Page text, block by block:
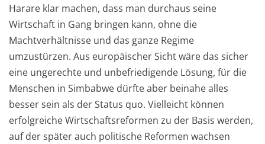
Harare klar machen, dass man durchaus seine
Wirtschaft in Gang bringen kann, ohne die
Machtverhältnisse und das ganze Regime
umzustürzen. Aus europäischer Sicht wäre das sicher
eine ungerechte und unbefriedigende Lösung, für die
Menschen in Simbabwe dürfte aber beinahe alles
besser sein als der Status quo. Vielleicht können
erfolgreiche Wirtschaftsreformen zu der Basis werden,
auf der später auch politische Reformen wachsen